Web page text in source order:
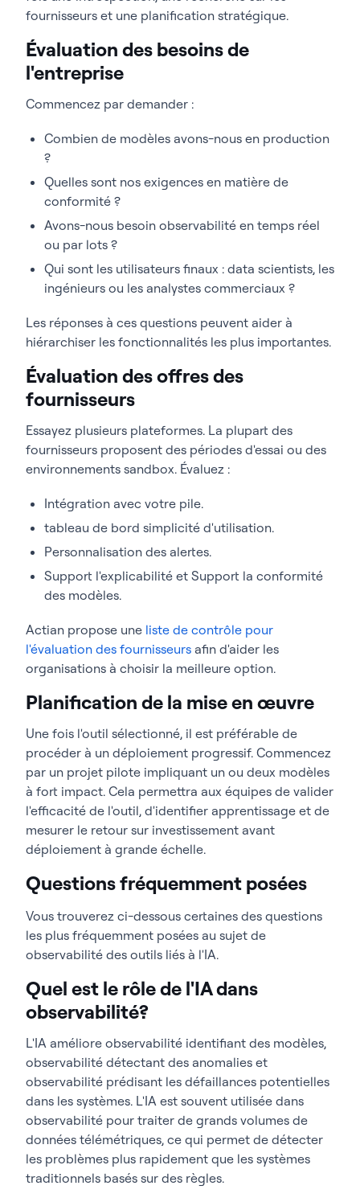
fournisseurs et une planification stratégique.
Évaluation des besoins de
l'entreprise
Commencez par demander :
Combien de modèles avons-nous en production
?
Quelles sont nos exigences en matière de
conformité ?
Avons-nous besoin observabilité en temps réel
ou par lots ?
Qui sont les utilisateurs finaux : data scientists, les
ingénieurs ou les analystes commerciaux ?
Les réponses à ces questions peuvent aider à
hiérarchiser les fonctionnalités les plus importantes.
Évaluation des offres des
fournisseurs
Essayez plusieurs plateformes. La plupart des
fournisseurs proposent des périodes d'essai ou des
environnements sandbox. Évaluez :
Intégration avec votre pile.
tableau de bord simplicité d'utilisation.
Personnalisation des alertes.
Support l'explicabilité et Support la conformité
des modèles.
Actian propose une liste de contrôle pour
l'évaluation des fournisseurs afin d'aider les
organisations à choisir la meilleure option.
Planification de la mise en œuvre
Une fois l'outil sélectionné, il est préférable de
procéder à un déploiement progressif. Commencez
par un projet pilote impliquant un ou deux modèles
à fort impact. Cela permettra aux équipes de valider
l'efficacité de l'outil, d'identifier apprentissage et de
mesurer le retour sur investissement avant
déploiement à grande échelle.
Questions fréquemment posées
Vous trouverez ci-dessous certaines des questions
les plus fréquemment posées au sujet de
observabilité des outils liés à l'IA.
Quel est le rôle de l'IA dans
observabilité?
L'IA améliore observabilité identifiant des modèles,
observabilité détectant des anomalies et
observabilité prédisant les défaillances potentielles
dans les systèmes. L'IA est souvent utilisée dans
observabilité pour traiter de grands volumes de
données télémétriques, ce qui permet de détecter
les problèmes plus rapidement que les systèmes
traditionnels basés sur des règles.